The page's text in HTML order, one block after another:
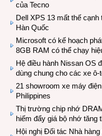
của Tecno
Dell XPS 13 mất thế
Hàn Quốc
Microsoft có kế hoạch
8GB RAM có thể chạy
Hệ điều hành Nissan OS
dùng chung cho các xe ô-
21 showroom xe máy
Philippines
Thị trường chip nhớ
hiếm đẩy giá bộ nhớ tăng
Hội nghị Đối tác Nhà